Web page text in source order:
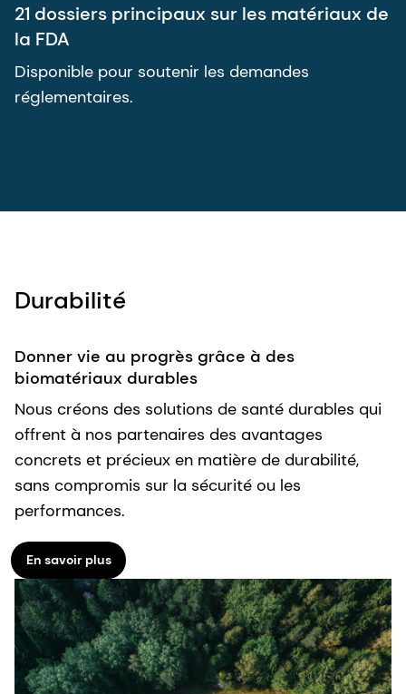
21 dossiers principaux sur les matériaux de
la FDA
Disponible pour soutenir les demandes
réglementaires.
Durabilité
Donner vie au progrès grâce à des
biomatériaux durables
Nous créons des solutions de santé durables qui
offrent à nos partenaires des avantages
concrets et précieux en matière de durabilité,
sans compromis sur la sécurité ou les
performances.
En savoir plus